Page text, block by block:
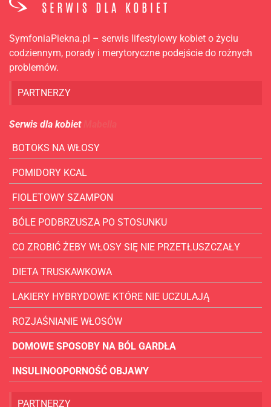
SymfoniaPiekna.pl – serwis lifestylowy kobiet o życiu
codziennym, porady i merytoryczne podejście do rożnych
problemów.
PARTNERZY
Serwis dla kobiet
BOTOKS NA WŁOSY
POMIDORY KCAL
FIOLETOWY SZAMPON
BÓLE PODBRZUSZA PO STOSUNKU
CO ZROBIĆ ŻEBY WŁOSY SIĘ NIE PRZETŁUSZCZAŁY
DIETA TRUSKAWKOWA
LAKIERY HYBRYDOWE KTÓRE NIE UCZULAJĄ
ROZJAŚNIANIE WŁOSÓW
DOMOWE SPOSOBY NA BÓL GARDŁA
INSULINOOPORNOŚĆ OBJAWY
PARTNERZY